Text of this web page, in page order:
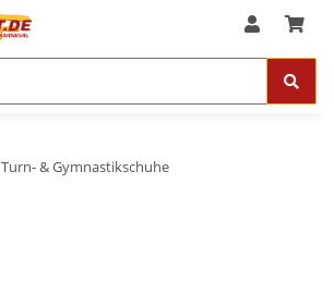
Turn- & Gymnastikschuhe